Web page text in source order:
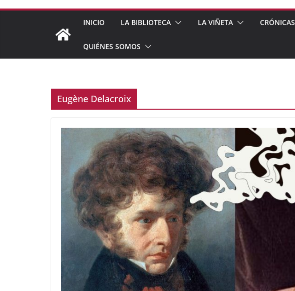
INICIO LA BIBLIOTECA LA VIÑETA CRÓNICAS
QUIÉNES SOMOS
Eugène Delacroix